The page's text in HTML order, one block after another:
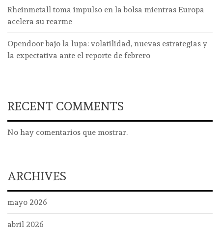
Rheinmetall toma impulso en la bolsa mientras Europa
acelera su rearme
Opendoor bajo la lupa: volatilidad, nuevas estrategias y
la expectativa ante el reporte de febrero
RECENT COMMENTS
No hay comentarios que mostrar.
ARCHIVES
mayo 2026
abril 2026